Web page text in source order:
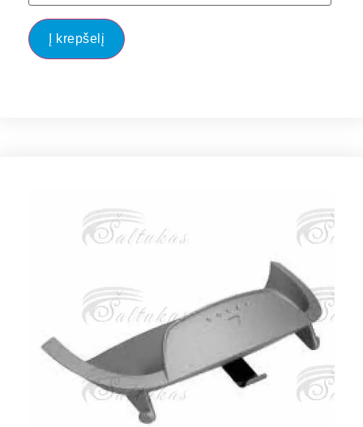
Į krepšelį